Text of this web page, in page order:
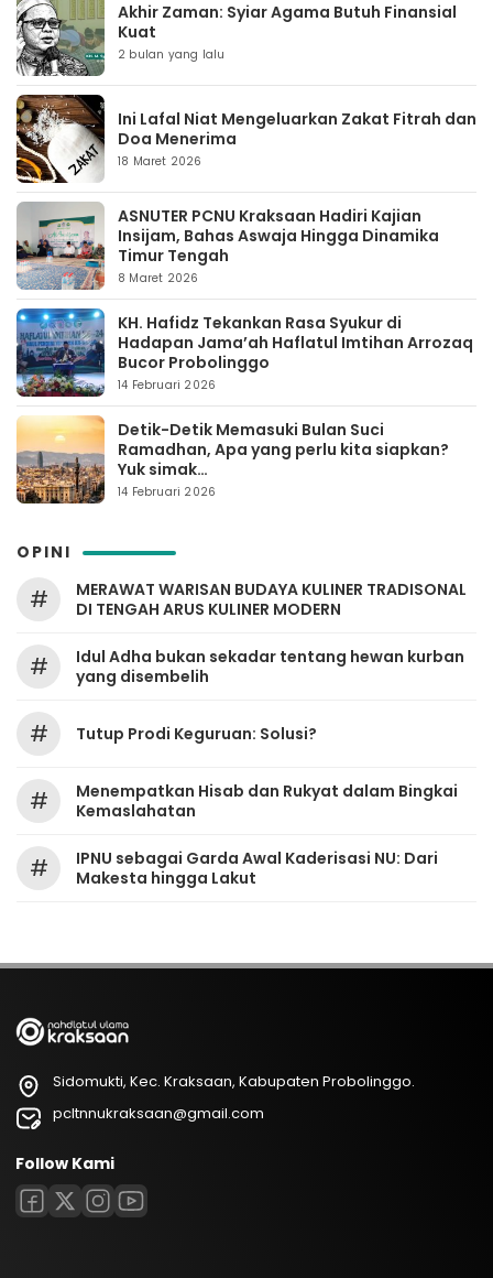
Akhir Zaman: Syiar Agama Butuh Finansial
Kuat
2 bulan yang lalu
Ini Lafal Niat Mengeluarkan Zakat Fitrah dan
Doa Menerima
18 Maret 2026
ASNUTER PCNU Kraksaan Hadiri Kajian
Insijam, Bahas Aswaja Hingga Dinamika
Timur Tengah
8 Maret 2026
KH. Hafidz Tekankan Rasa Syukur di
Hadapan Jama’ah Haflatul Imtihan Arrozaq
Bucor Probolinggo
14 Februari 2026
Detik-Detik Memasuki Bulan Suci
Ramadhan, Apa yang perlu kita siapkan?
Yuk simak…
14 Februari 2026
OPINI
#
MERAWAT WARISAN BUDAYA KULINER TRADISONAL
DI TENGAH ARUS KULINER MODERN
#
Idul Adha bukan sekadar tentang hewan kurban
yang disembelih
# Tutup Prodi Keguruan: Solusi?
#
Menempatkan Hisab dan Rukyat dalam Bingkai
Kemaslahatan
#
IPNU sebagai Garda Awal Kaderisasi NU: Dari
Makesta hingga Lakut
Sidomukti, Kec. Kraksaan, Kabupaten Probolinggo.
pcltnnukraksaan@gmail.com
Follow Kami